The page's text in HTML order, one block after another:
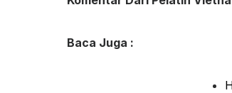
Baca Juga :